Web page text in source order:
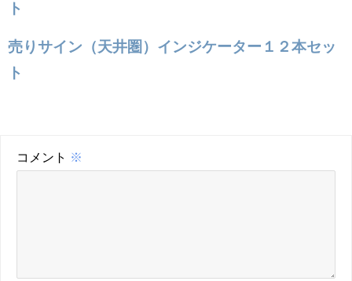
ト
売りサイン（天井圏）インジケーター１２本セッ
ト
コメント ※